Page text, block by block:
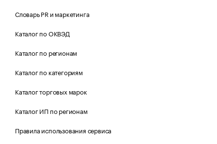
Словарь PR и маркетинга
Каталог по ОКВЭД
Каталог по регионам
Каталог по категориям
Каталог торговых марок
Каталог ИП по регионам
Правила использования сервиса